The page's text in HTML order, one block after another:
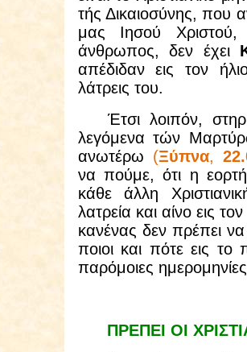
τής Δικαιοσύνης, που
μας Ιησού
άνθρωπος, δεν έχει
απέδιδαν εις τον
λάτρεις του.
Έτσι λοιπόν,
λεγόμενα τών
ανωτέρω (Ξύπνα,
να πούμε, ότι η
κάθε άλλη
λατρεία και αίνο εις
κανένας δεν πρέπει να
ποιοι και πότε εις
παρόμοιες
ΠΡΕΠΕΙ ΟΙ